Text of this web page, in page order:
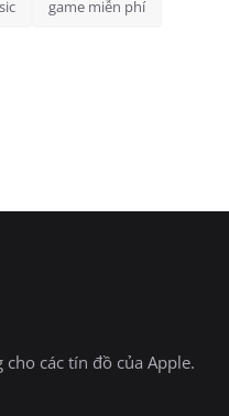
game miễn phí
các tín đồ của Apple.